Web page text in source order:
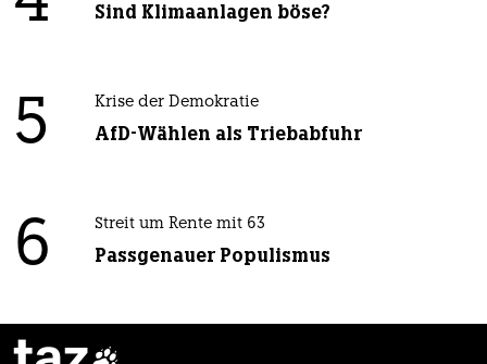
Sind Klimaanlagen böse?
5 Krise der Demokratie
AfD-Wählen als Triebabfuhr
6 Streit um Rente mit 63
Passgenauer Populismus